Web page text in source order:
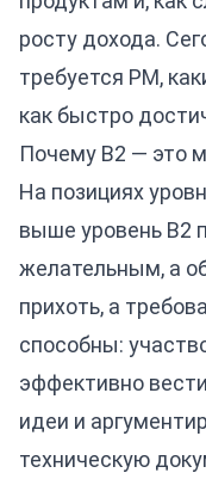
росту дохода.
требуется PM,
как быстро
Почему B2 — это
На позициях
выше уровень B2
желательным, а
прихоть, а
способны:
эффективно
идеи и
техническую